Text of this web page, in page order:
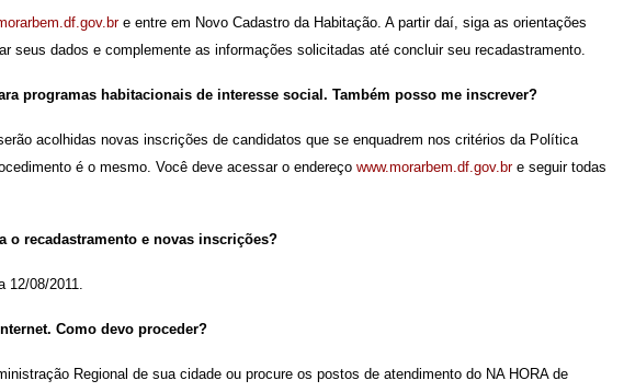
e entre em Novo Cadastro da Habitação. A partir daí, siga as orientações
seus dados e complemente as informações solicitadas até concluir seu recadastramento.
programas habitacionais de interesse social. Também posso me inscrever?
acolhidas novas inscrições de candidatos que se enquadrem nos critérios da Política
é o mesmo. Você deve acessar o endereçowww.morarbem.df.gov.bre seguir todas
o recadastramento e novas inscrições?
12/08/2011.
Como devo proceder?
Regional de sua cidade ou procure os postos de atendimento do NA HORA de